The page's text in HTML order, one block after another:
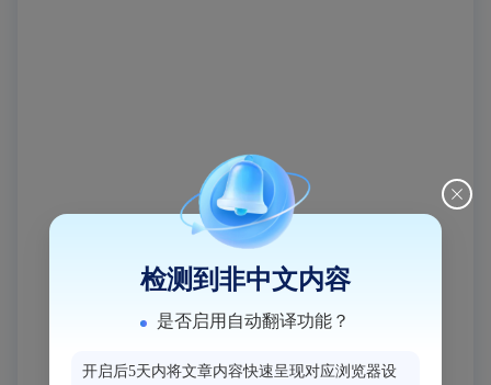
检测到非中文内容
是否启用自动翻译功能？
开启后5天内将文章内容快速呈现对应浏览器设